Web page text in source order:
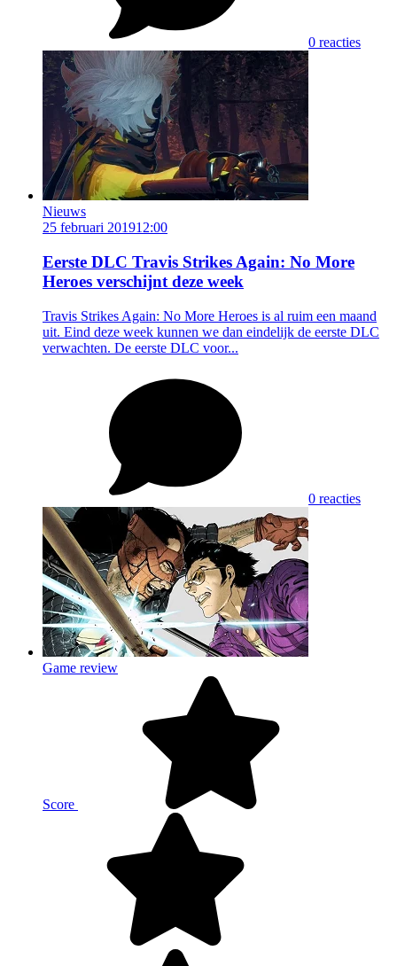
0 reacties
Nieuws
25 februari 201912:00
Eerste DLC Travis Strikes Again: No More
Heroes verschijnt deze week
Travis Strikes Again: No More Heroes is al ruim een maand
uit. Eind deze week kunnen we dan eindelijk de eerste DLC
verwachten. De eerste DLC voor...
0 reacties
Game review
Score